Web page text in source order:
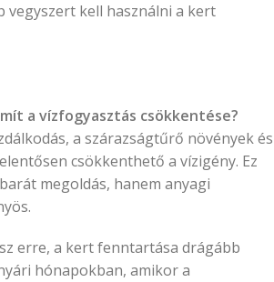
vegyszert kell használni a kert
a vízfogyasztás csökkentése?
a szárazságtűrő növények és
csökkenthető a vízigény. Ez
megoldás, hanem anyagi
erre, a kert fenntartása drágább
hónapokban, amikor a